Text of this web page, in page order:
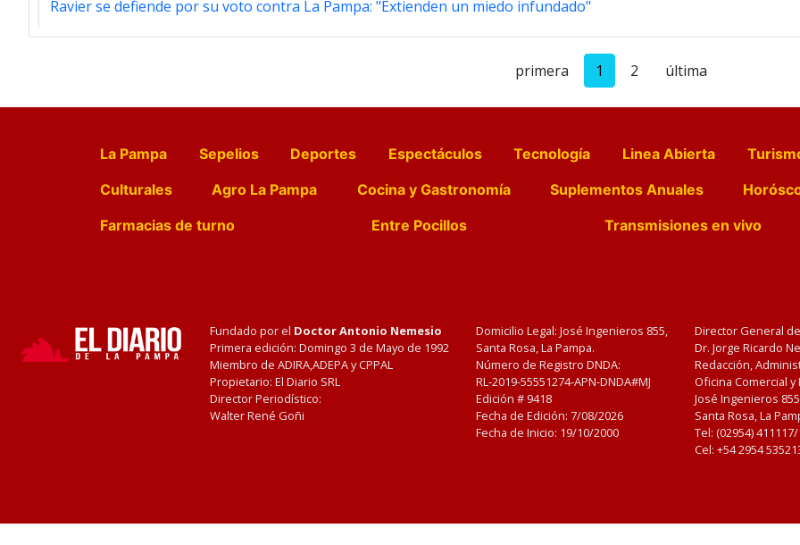
Ravier se defiende por su voto contra La Pampa: "Extienden un miedo infundado"
primera 1 2 última
La Pampa Sepelios Deportes Espectáculos Tecnología Linea Abierta
Culturales
Agro La Pampa Cocina y Gastronomía Suplementos Anuales
Farmacias de turno
Entre Pocillos Transmisiones en vivo
Fundado por el Doctor Antonio Nemesio
Primera edición: Domingo 3 de Mayo de 1992
Miembro de ADIRA,ADEPA y CPPAL
Propietario: El Diario SRL
Director Periodístico:
Walter René Goñi
Domicilio Legal: José Ingenieros 855,
Santa Rosa, La Pampa.
Número de Registro DNDA:
RL-2019-55551274-APN-DNDA#MJ
Edición # 9418
Fecha de Edición: 7/08/2026
Fecha de Inicio: 19/10/2000
Director General
Dr. Jorge Ricardo
Redacción,
Oficina Comercial
José Ingenieros
Santa Rosa, La
Tel: (02954)
Cel: +54 2954